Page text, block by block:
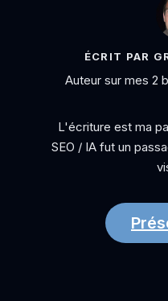
ÉCRIT PAR
Auteur sur mes 2
L'écriture est ma
SEO / IA fut un